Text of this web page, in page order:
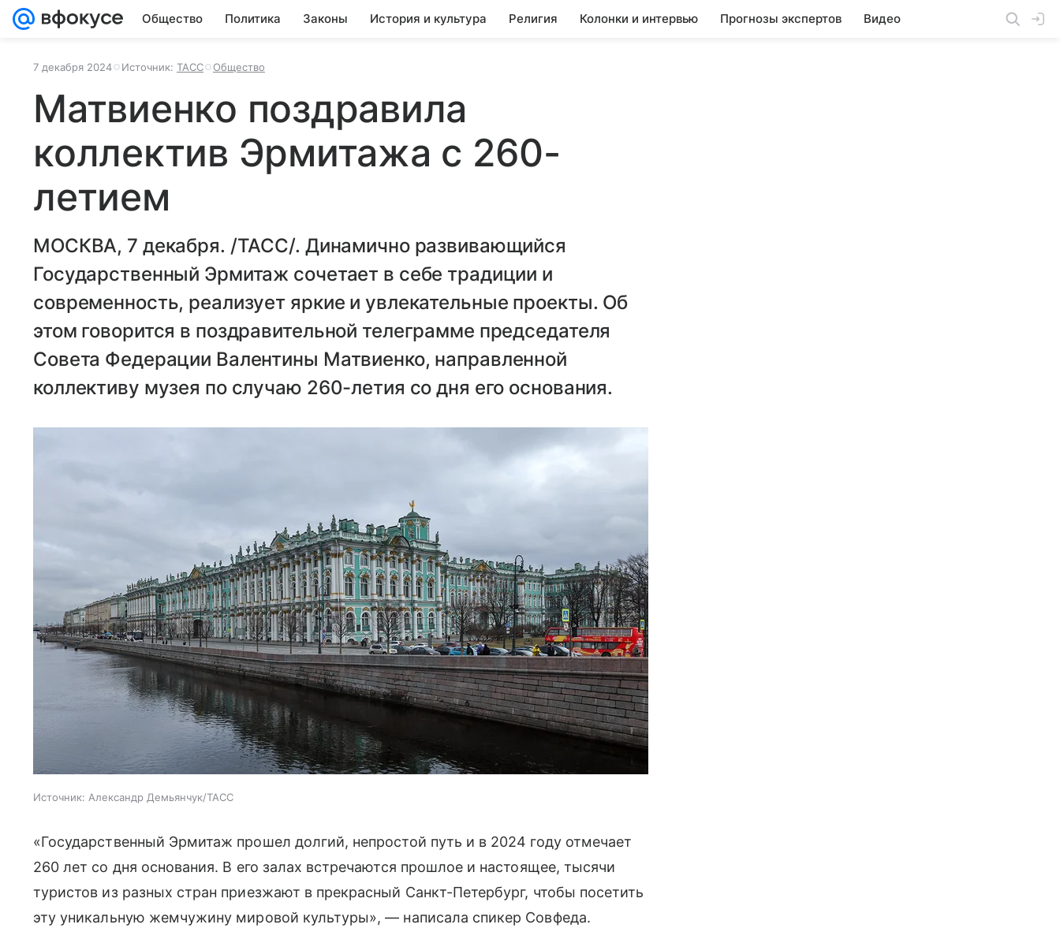
Общество Политика Законы История и культура Религия Колонки и интервью Прогнозы экспертов Видео
7 декабря 2024 Источник: ТАСС Общество
Матвиенко поздравила
коллектив Эрмитажа с 260-
летием
МОСКВА, 7 декабря. /ТАСС/. Динамично развивающийся
Государственный Эрмитаж сочетает в себе традиции и
современность, реализует яркие и увлекательные проекты. Об
этом говорится в поздравительной телеграмме председателя
Совета Федерации Валентины Матвиенко, направленной
коллективу музея по случаю 260-летия со дня его основания.
Источник: Александр Демьянчук/ТАСС
«Государственный Эрмитаж прошел долгий, непростой путь и в 2024 году отмечает
260 лет со дня основания. В его залах встречаются прошлое и настоящее, тысячи
туристов из разных стран приезжают в прекрасный Санкт-Петербург, чтобы посетить
эту уникальную жемчужину мировой культуры», — написала спикер Совфеда.